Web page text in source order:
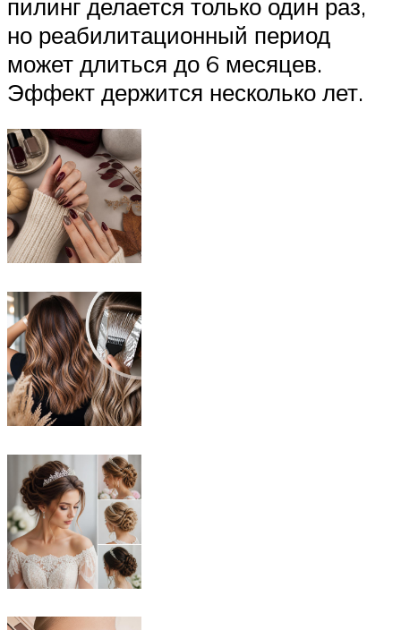
пилинг делается только один раз,
но реабилитационный период
может длиться до 6 месяцев.
Эффект держится несколько лет.